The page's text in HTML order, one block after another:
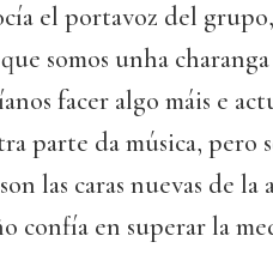
el portavoz del
somos unha
facer algo máis e
parte da música, pero
las caras nuevas de
confía en superar la